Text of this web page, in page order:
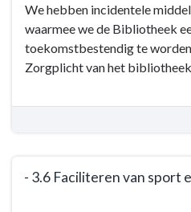
3.5
Versterken
van
en
samenleving
We hebben incidentele
waarmee we de Bibliotheek
toekomstbestendig te
Zorgplicht van het
- 3.6 Faciliteren van sport